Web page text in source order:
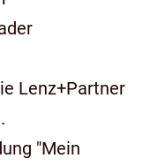
Lenz+Partner
"Mein